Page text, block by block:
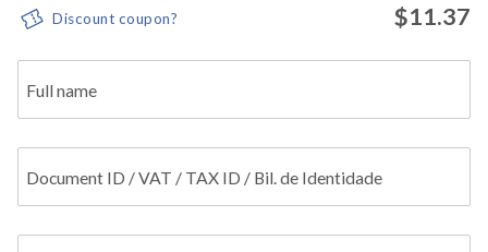
Discount coupon? $11.37
Full name
Document ID / VAT / TAX ID / Bil. de Identidade